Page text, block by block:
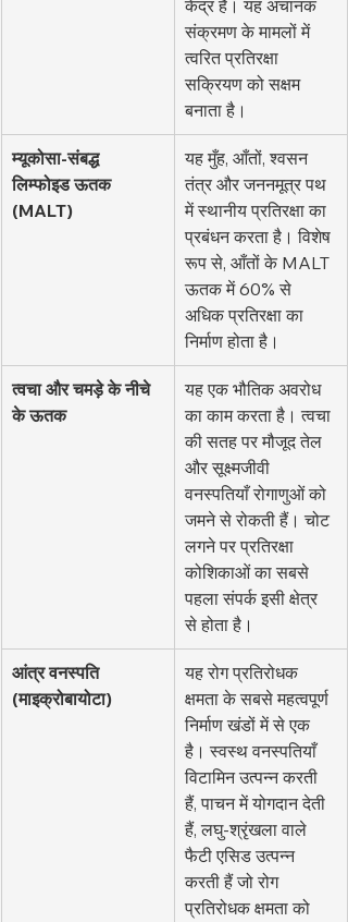
केंद्र है। यह अचानक
संक्रमण के मामलों में
त्वरित प्रतिरक्षा
सक्रियण को सक्षम
बनाता है।
म्यूकोसा-संबद्ध
लिम्फोइड ऊतक
(MALT)
यह मुँह, आँतों, श्वसन
तंत्र और जननमूत्र पथ
में स्थानीय प्रतिरक्षा का
प्रबंधन करता है। विशेष
रूप से, आँतों के MALT
ऊतक में 60% से
अधिक प्रतिरक्षा का
निर्माण होता है।
त्वचा और चमड़े के नीचे
के ऊतक
यह एक भौतिक अवरोध
का काम करता है। त्वचा
की सतह पर मौजूद तेल
और सूक्ष्मजीवी
वनस्पतियाँ रोगाणुओं को
जमने से रोकती हैं। चोट
लगने पर प्रतिरक्षा
कोशिकाओं का सबसे
पहला संपर्क इसी क्षेत्र
से होता है।
आंत्र वनस्पति
(माइक्रोबायोटा)
यह रोग प्रतिरोधक
क्षमता के सबसे महत्वपूर्ण
निर्माण खंडों में से एक
है। स्वस्थ वनस्पतियाँ
विटामिन उत्पन्न करती
हैं, पाचन में योगदान देती
हैं, लघु-श्रृंखला वाले
फैटी एसिड उत्पन्न
करती हैं जो रोग
प्रतिरोधक क्षमता को